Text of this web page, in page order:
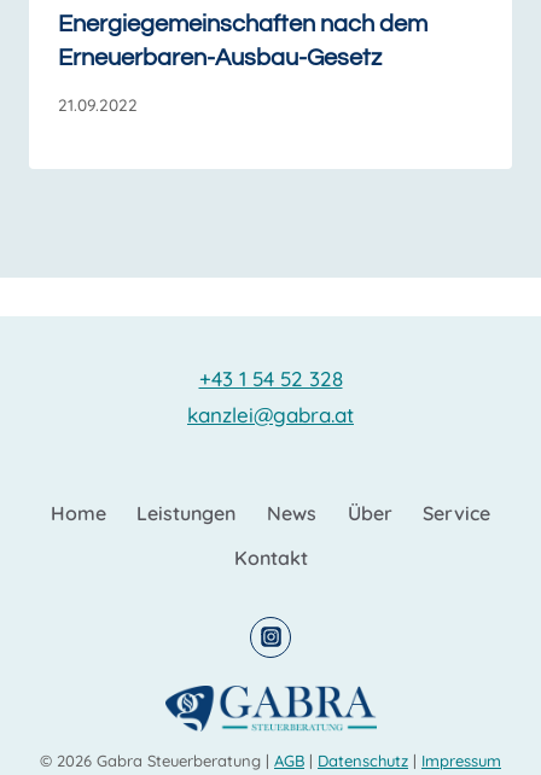
Energiegemeinschaften nach dem
Erneuerbaren-Ausbau-Gesetz
21.09.2022
+43 1 54 52 328
kanzlei@gabra.at
Home Leistungen News Über
Service
Kontakt
© 2026 Gabra Steuerberatung | AGB | Datenschutz | Impressum